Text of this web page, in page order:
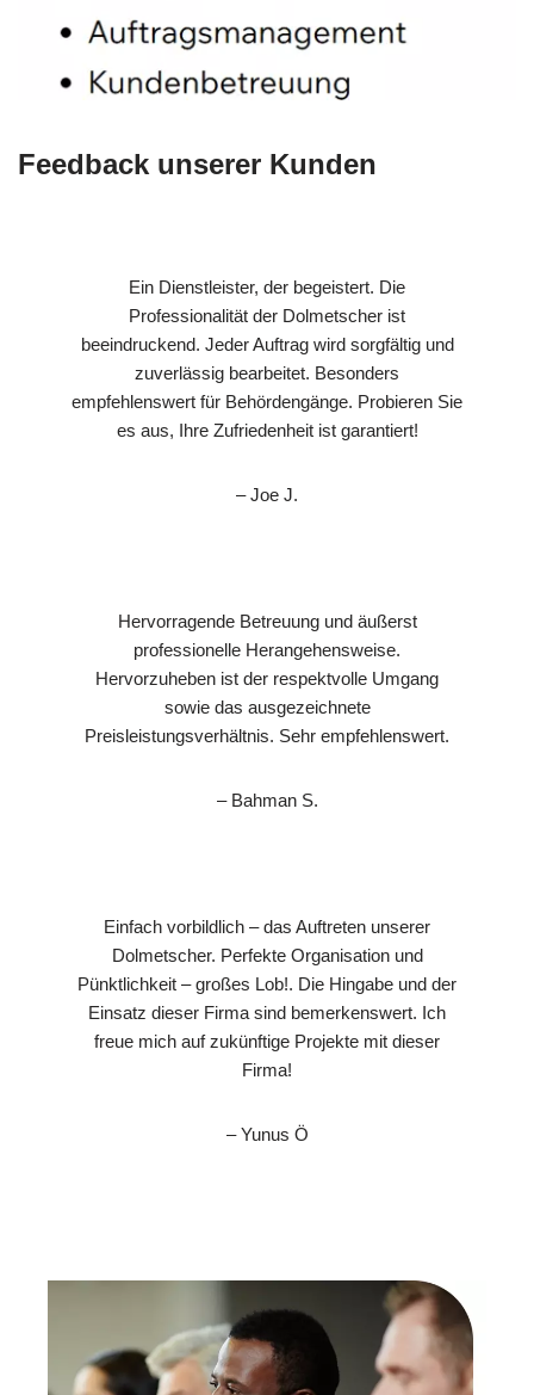
Feedback unserer Kunden
Ein Dienstleister, der begeistert. Die
Professionalität der Dolmetscher ist
beeindruckend. Jeder Auftrag wird sorgfältig und
zuverlässig bearbeitet. Besonders
empfehlenswert für Behördengänge. Probieren Sie
es aus, Ihre Zufriedenheit ist garantiert!
– Joe J.
Hervorragende Betreuung und äußerst
professionelle Herangehensweise.
Hervorzuheben ist der respektvolle Umgang
sowie das ausgezeichnete
Preisleistungsverhältnis. Sehr empfehlenswert.
– Bahman S.
Einfach vorbildlich – das Auftreten unserer
Dolmetscher. Perfekte Organisation und
Pünktlichkeit – großes Lob!. Die Hingabe und der
Einsatz dieser Firma sind bemerkenswert. Ich
freue mich auf zukünftige Projekte mit dieser
Firma!
– Yunus Ö